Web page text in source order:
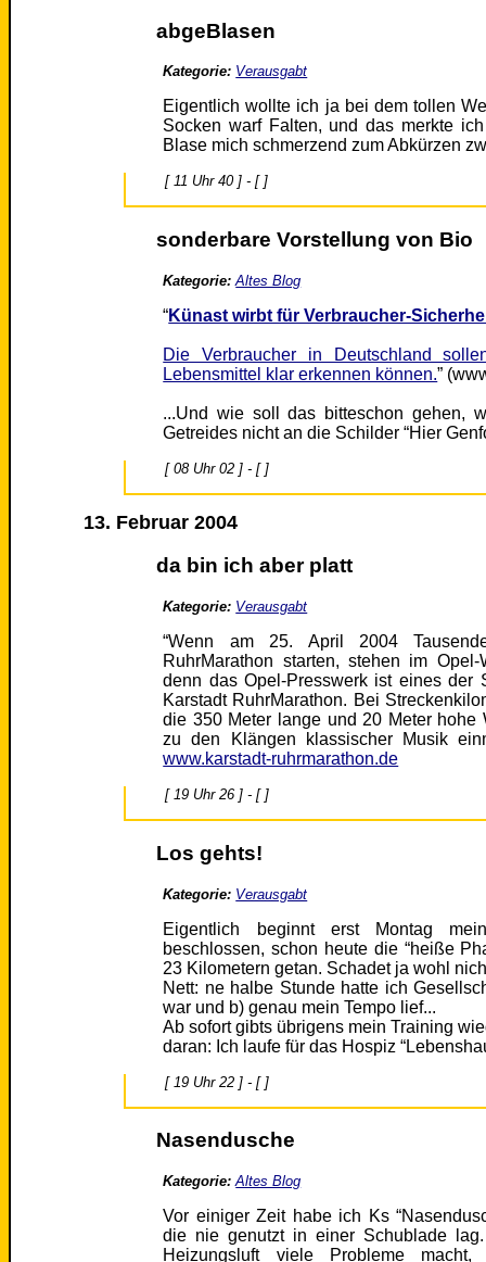
abgeBlasen
Kategorie: Verausgabt
Eigentlich wollte ich ja bei dem tollen
Socken warf Falten, und das merkte
Blase mich schmerzend zum Abkürzen
[ 11 Uhr 40 ] - [ ]
sonderbare Vorstellung von Bio
Kategorie: Altes Blog
“Künast wirbt für Verbraucher-
Die Verbraucher in Deutschland
Lebensmittel klar erkennen können.”
...Und wie soll das bitteschon gehen,
Getreides nicht an die Schilder “Hier
[ 08 Uhr 02 ] - [ ]
13. Februar 2004
da bin ich aber platt
Kategorie: Verausgabt
“Wenn am 25. April 2004
RuhrMarathon starten, stehen im
denn das Opel-Presswerk ist eines der
Karstadt RuhrMarathon. Bei
die 350 Meter lange und 20 Meter
zu den Klängen klassischer Musik
www.karstadt-ruhrmarathon.de
[ 19 Uhr 26 ] - [ ]
Los gehts!
Kategorie: Verausgabt
Eigentlich beginnt erst Montag
beschlossen, schon heute die “heiße
23 Kilometern getan. Schadet ja wohl
Nett: ne halbe Stunde hatte ich
war und b) genau mein Tempo lief...
Ab sofort gibts übrigens mein Training
daran: Ich laufe für das Hospiz
[ 19 Uhr 22 ] - [ ]
Nasendusche
Kategorie: Altes Blog
Vor einiger Zeit habe ich Ks
die nie genutzt in einer Schublade
Heizungsluft viele Probleme macht,